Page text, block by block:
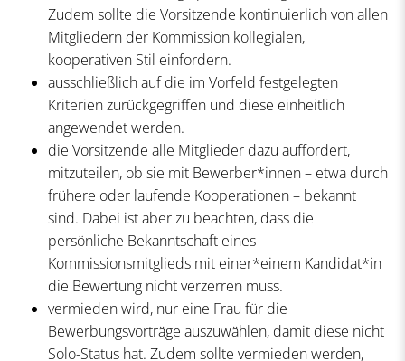
Zudem sollte die Vorsitzende kontinuierlich von allen
Mitgliedern der Kommission kollegialen,
kooperativen Stil einfordern.
ausschließlich auf die im Vorfeld festgelegten
Kriterien zurückgegriffen und diese einheitlich
angewendet werden.
die Vorsitzende alle Mitglieder dazu auffordert,
mitzuteilen, ob sie mit Bewerber*innen – etwa durch
frühere oder laufende Kooperationen – bekannt
sind. Dabei ist aber zu beachten, dass die
persönliche Bekanntschaft eines
Kommissionsmitglieds mit einer*einem Kandidat*in
die Bewertung nicht verzerren muss.
vermieden wird, nur eine Frau für die
Bewerbungsvorträge auszuwählen, damit diese nicht
Solo-Status hat. Zudem sollte vermieden werden,